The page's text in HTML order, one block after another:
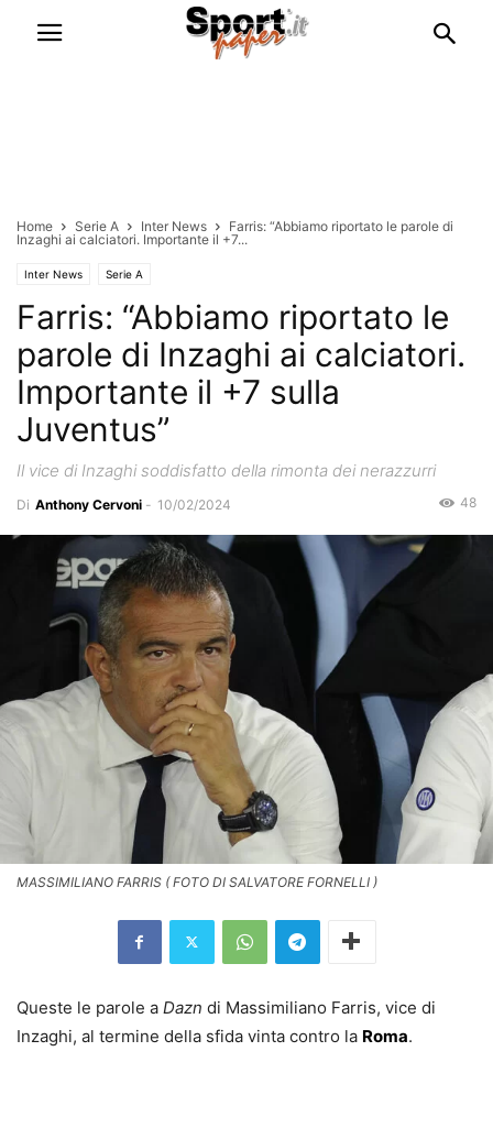
Home Serie A Inter News
Farris: “Abbiamo riportato le parole di
Inzaghi ai calciatori. Importante il +7...
Inter News Serie A
Farris: “Abbiamo riportato le
parole di Inzaghi ai calciatori.
Importante il +7 sulla
Juventus”
Il vice di Inzaghi soddisfatto della rimonta dei nerazzurri
Di Anthony Cervoni - 10/02/2024 48
MASSIMILIANO FARRIS ( FOTO DI SALVATORE FORNELLI )
Queste le parole a Dazn di Massimiliano Farris, vice di
Inzaghi, al termine della sfida vinta contro la Roma.